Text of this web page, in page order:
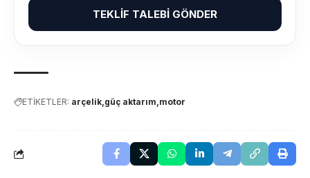
TEKLIF TALEBI GÖNDER
ETİKETLER: arçelik güç aktarım motor